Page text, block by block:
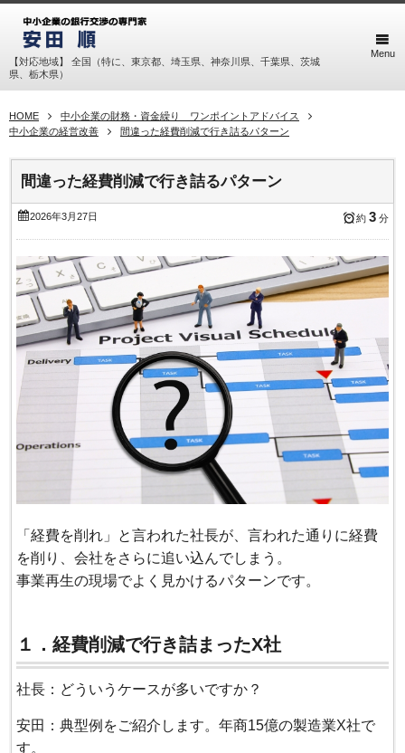
【対応地域】 全国（特に、東京都、埼玉県、神奈川県、千葉県、茨城
県、栃木県）
Menu
HOME
中小企業の財務・資金繰り ワンポイントアドバイス
中小企業の経営改善
間違った経費削減で行き詰るパターン
間違った経費削減で行き詰るパターン
2026年3月27日 約 3 分
「経費を削れ」と言われた社長が、言われた通りに経費
を削り、会社をさらに追い込んでしまう。
事業再生の現場でよく見かけるパターンです。
１．経費削減で行き詰まったX社
社長：どういうケースが多いですか？
安田：典型例をご紹介します。年商15億の製造業X社で
す。